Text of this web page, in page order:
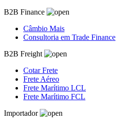
B2B Finance
Câmbio Mais
Consultoria em Trade Finance
B2B Freight
Cotar Frete
Frete Aéreo
Frete Marítimo LCL
Frete Marítimo FCL
Importador